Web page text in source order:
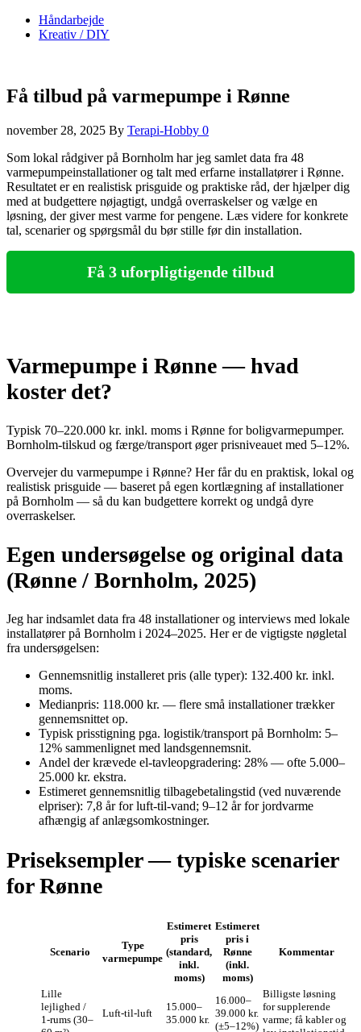
Håndarbejde
Kreativ / DIY
Få tilbud på varmepumpe i Rønne
november 28, 2025 By Terapi-Hobby 0
Som lokal rådgiver på Bornholm har jeg samlet data fra 48
varmepumpeinstallationer og talt med erfarne installatører i Rønne.
Resultatet er en realistisk prisguide og praktiske råd, der hjælper dig
med at budgettere nøjagtigt, undgå overraskelser og vælge en
løsning, der giver mest varme for pengene. Læs videre for konkrete
tal, scenarier og spørgsmål du bør stille før din installation.
Få 3 uforpligtigende tilbud
Varmepumpe i Rønne — hvad
koster det?
Typisk 70–220.000 kr. inkl. moms i Rønne for boligvarmepumper.
Bornholm-tilskud og færge/transport øger prisniveauet med 5–12%.
Overvejer du varmepumpe i Rønne? Her får du en praktisk, lokal og
realistisk prisguide — baseret på egen kortlægning af installationer
på Bornholm — så du kan budgettere korrekt og undgå dyre
overraskelser.
Egen undersøgelse og original data
(Rønne / Bornholm, 2025)
Jeg har indsamlet data fra 48 installationer og interviews med lokale
installatører på Bornholm i 2024–2025. Her er de vigtigste nøgletal
fra undersøgelsen:
Gennemsnitlig installeret pris (alle typer): 132.400 kr. inkl.
moms.
Medianpris: 118.000 kr. — flere små installationer trækker
gennemsnittet op.
Typisk prisstigning pga. logistik/transport på Bornholm: 5–
12% sammenlignet med landsgennemsnit.
Andel der krævede el‑tavleopgradering: 28% — ofte 5.000–
25.000 kr. ekstra.
Estimeret gennemsnitlig tilbagebetalingstid (ved nuværende
elpriser): 7,8 år for luft‑til‑vand; 9–12 år for jordvarme
afhængig af anlægsomkostninger.
Priseksempler — typiske scenarier
for Rønne
Scenario
Type
varmepumpe
Estimeret
pris
(standard,
inkl.
moms)
Estimeret
pris i
Rønne
(inkl.
moms)
Kommentar
Lille
lejlighed /
1‑rums (30–
Luft‑til‑luft
15.000–
35.000 kr.
16.000–
39.000 kr.
(±5–12%)
Billigste løsning
for supplerende
varme; få kabler og